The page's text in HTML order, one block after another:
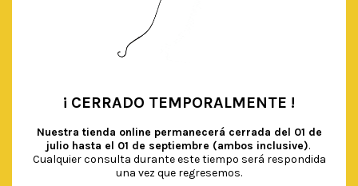
3.50
AÑADIR AL CARRITO
¡ CERRADO TEMPORALMENTE !
Nuestra tienda online permanecerá cerrada del 01 de
julio hasta el 01 de septiembre (ambos inclusive).
Cualquier consulta durante este tiempo será respondida
una vez que regresemos.